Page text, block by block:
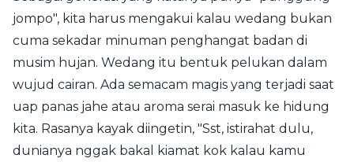
jompo", kita harus mengakui kalau wedang bukan
cuma sekadar minuman penghangat badan di
musim hujan. Wedang itu bentuk pelukan dalam
wujud cairan. Ada semacam magis yang terjadi saat
uap panas jahe atau aroma serai masuk ke hidung
kita. Rasanya kayak diingetin, "Sst, istirahat dulu,
dunianya nggak bakal kiamat kok kalau kamu